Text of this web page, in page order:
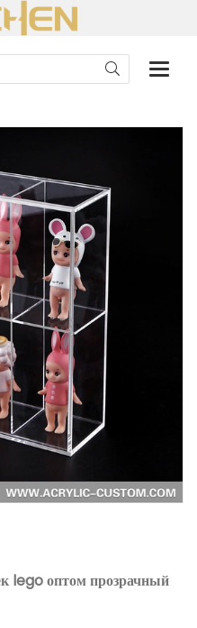
lego оптом прозрачный